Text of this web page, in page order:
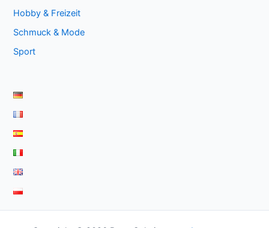
Hobby & Freizeit
Schmuck & Mode
Sport